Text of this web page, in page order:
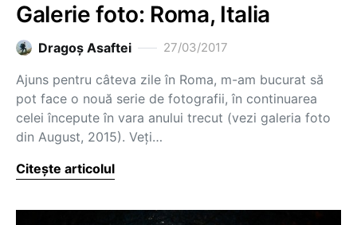
Galerie foto: Roma, Italia
Dragoş Asaftei 27/03/2017
Ajuns pentru câteva zile în Roma, m-am bucurat să
pot face o nouă serie de fotografii, în continuarea
celei începute în vara anului trecut (vezi galeria foto
din August, 2015). Veți…
Citește articolul